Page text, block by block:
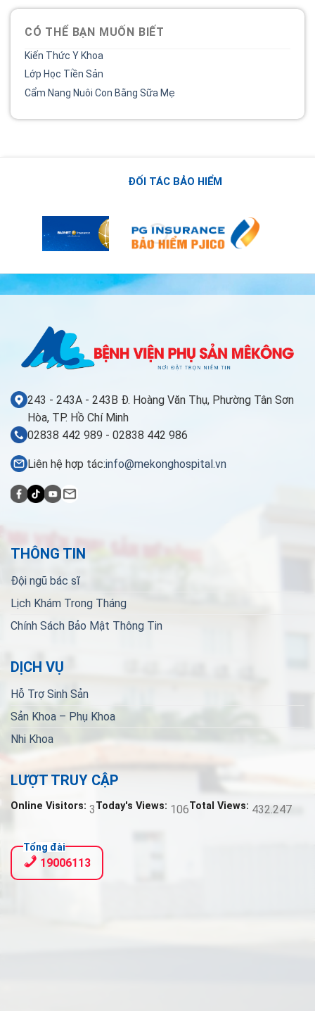
CÓ THỂ BẠN MUỐN BIẾT
Kiến Thức Y Khoa
Lớp Học Tiền Sản
Cẩm Nang Nuôi Con Bằng Sữa Mẹ
ĐỐI TÁC BẢO HIỂM
243 - 243A - 243B Đ. Hoàng Văn Thụ, Phường Tân Sơn
Hòa, TP. Hồ Chí Minh
02838 442 989 - 02838 442 986
Liên hệ hợp tác:info@mekonghospital.vn
THÔNG TIN
Đội ngũ bác sĩ
Lịch Khám Trong Tháng
Chính Sách Bảo Mật Thông Tin
DỊCH VỤ
Hỗ Trợ Sinh Sản
Sản Khoa – Phụ Khoa
Nhi Khoa
LƯỢT TRUY CẬP
Online Visitors: 3Today's Views: 106Total Views: 432.247
Tổng đài
19006113